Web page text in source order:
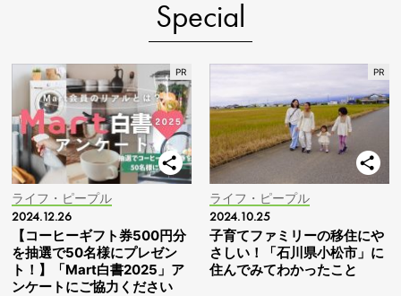
Special
ライフ・ピープル
2024.12.26
【コーヒーギフト券500円分
を抽選で50名様にプレゼン
ト！】「Mart白書2025」ア
ンケートにご協力ください
ライフ・ピープル
2024.10.25
子育てファミリーの移住にや
さしい！「石川県小松市」に
住んでみてわかったこと